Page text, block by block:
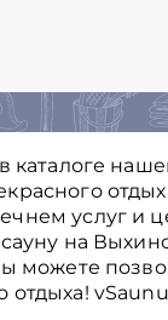
услуг и
на
можете